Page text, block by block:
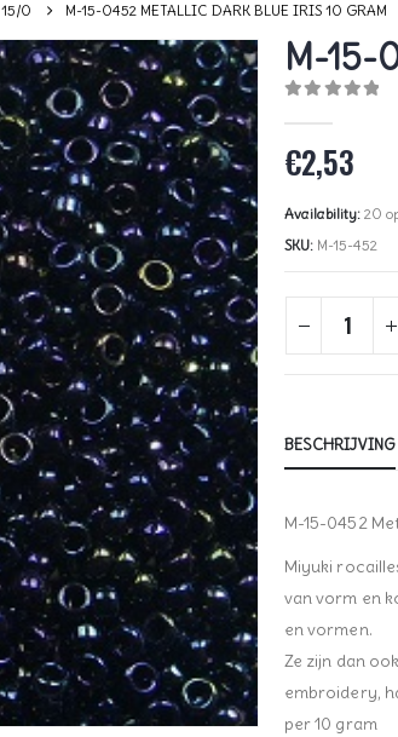
15/0 M-15-0452 METALLIC DARK BLUE IRIS 10 GRAM
M-15-
€2,53
Availability: 20
SKU: M-15-452
BESCHRIJVING
M-15-0452
Miyuki
van vorm en
en vormen.
Ze zijn dan
embroidery,
per 10 gram